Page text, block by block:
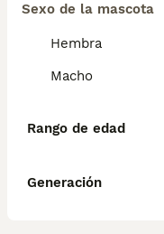
Sexo de la mascota
Hembra
Macho
Rango de edad
Generación